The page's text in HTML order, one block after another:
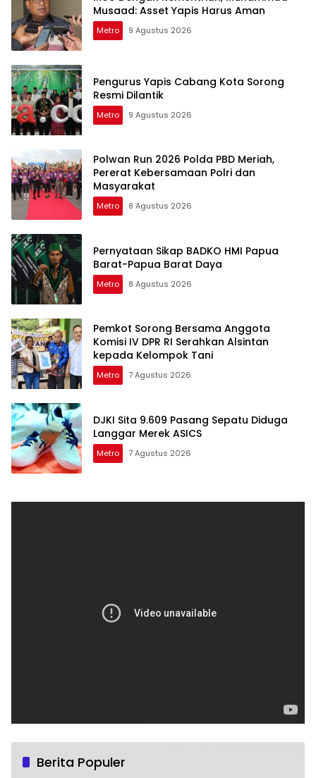
Musaad: Asset Yapis Harus Aman
Metro 9 Agustus 2026
Pengurus Yapis Cabang Kota Sorong
Resmi Dilantik
Metro 9 Agustus 2026
Polwan Run 2026 Polda PBD Meriah,
Pererat Kebersamaan Polri dan
Masyarakat
Metro 8 Agustus 2026
Pernyataan Sikap BADKO HMI Papua
Barat-Papua Barat Daya
Metro 8 Agustus 2026
Pemkot Sorong Bersama Anggota
Komisi IV DPR RI Serahkan Alsintan
kepada Kelompok Tani
Metro 7 Agustus 2026
DJKI Sita 9.609 Pasang Sepatu Diduga
Langgar Merek ASICS
Metro 7 Agustus 2026
Berita Populer